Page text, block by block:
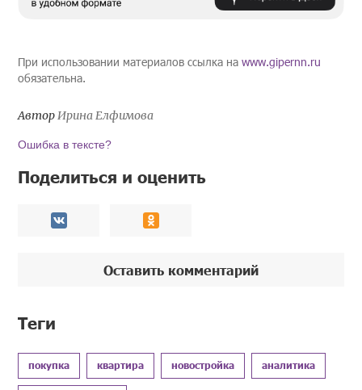
При использовании материалов ссылка наwww.gipernn.ru
обязательна.
АвторИрина Елфимова
Ошибка в тексте?
Поделиться и оценить
Оставить комментарий
Теги
покупка квартира новостройка аналитика